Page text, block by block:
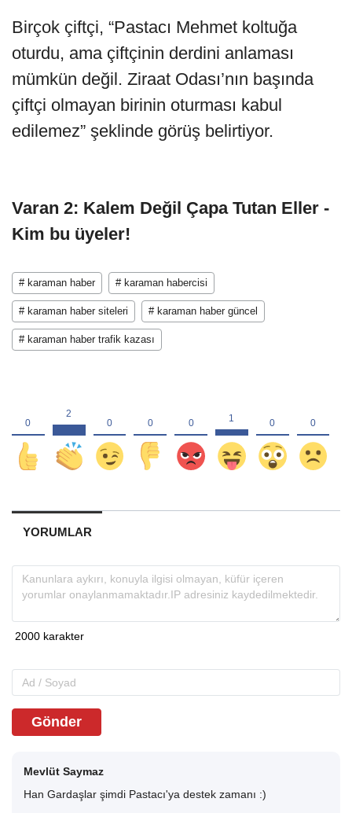
Birçok çiftçi, “Pastacı Mehmet koltuğa
oturdu, ama çiftçinin derdini anlaması
mümkün değil. Ziraat Odası’nın başında
çiftçi olmayan birinin oturması kabul
edilemez” şeklinde görüş belirtiyor.
Varan 2: Kalem Değil Çapa Tutan Eller -
Kim bu üyeler!
# karaman haber # karaman habercisi
# karaman haber siteleri # karaman haber güncel
# karaman haber trafik kazası
YORUMLAR
Gönder
Mevlüt Saymaz
Han Gardaşlar şimdi Pastacı'ya destek zamanı :)